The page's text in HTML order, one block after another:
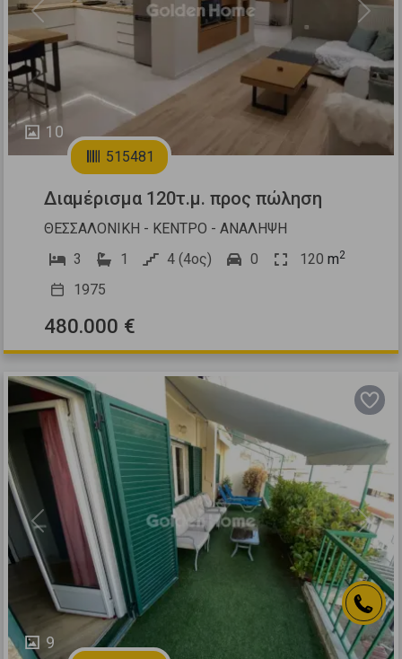
10
Previous Next
515481
Διαμέρισμα 120τ.μ. προς πώληση
ΘΕΣΣΑΛΟΝΙΚΗ - ΚΕΝΤΡΟ - ΑΝΑΛΗΨΗ
3
1 4 (4ος) 0 120 m2
1975
480.000 €
9
Previous Next